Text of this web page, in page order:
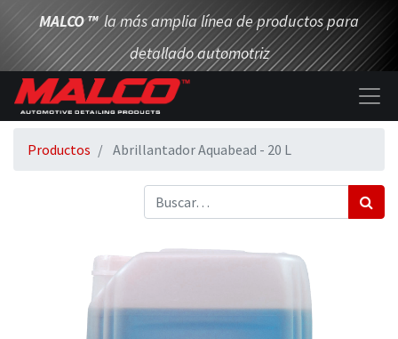
MALCO™ la más amplia línea de productos para
detallado automotriz
Productos Abrillantador Aquabead - 20 L